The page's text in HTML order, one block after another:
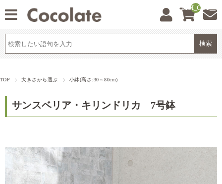
__ITM_CNT__
TOP 大きさから選ぶ 小鉢(高さ:30～80cm)
サンスベリア・キリンドリカ 7号鉢